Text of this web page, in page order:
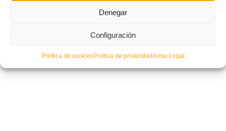
Denegar
Configuración
Política de cookiesPolítica de privacidadAviso Legal